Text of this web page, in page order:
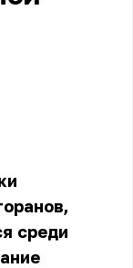
среди